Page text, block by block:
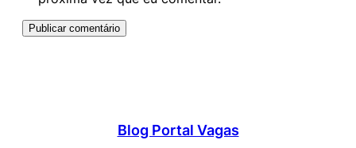
Blog Portal Vagas